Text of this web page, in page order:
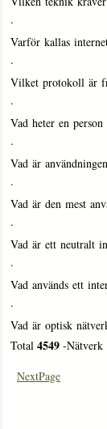
·
Varför kallas
·
Vilket protokoll är
·
Vad heter en
·
Vad är
·
Vad är den mest
·
Vad är ett neutralt
·
Vad används ett
·
Vad är optisk
Total 4549 -Nätverk
NextPage